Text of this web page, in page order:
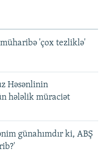
'çox tezliklə'
Həsənlinin
hələlik müraciət
günahımdır ki, ABŞ